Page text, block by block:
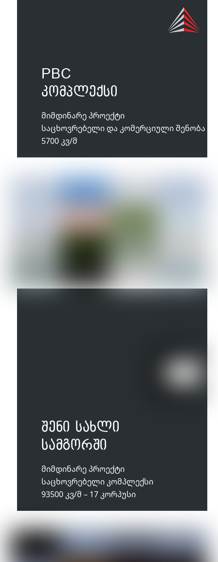
PBC
კომპლექსი
მიმდინარე პროექტი
საცხოვრებელი და კომერციული შენობა
5700 კვ/მ
შენი სახლი
სამგორში
მიმდინარე პროექტი
საცხოვრებელი კომპლექსი
93500 კვ/მ – 17 კორპუსი